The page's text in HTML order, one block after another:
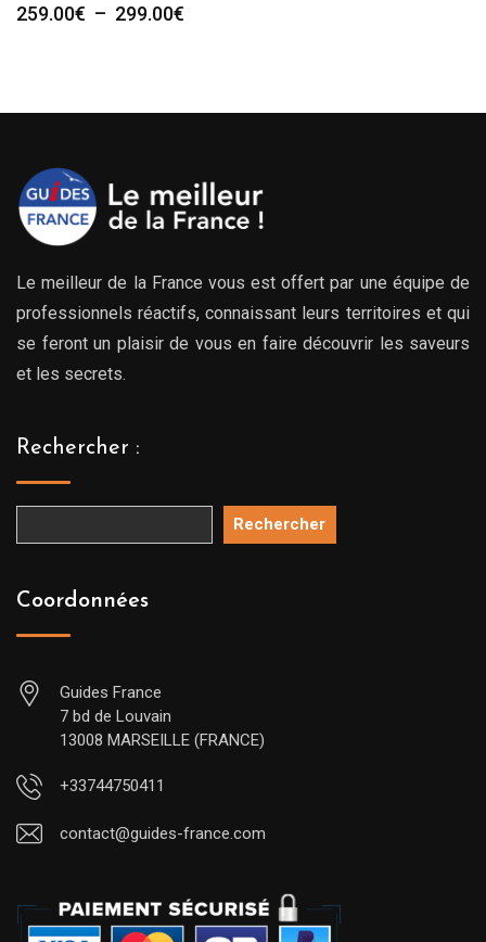
259.00€ – 299.00€
à
Le meilleur de la France vous est offert par une équipe de
professionnels réactifs, connaissant leurs territoires et qui
se feront un plaisir de vous en faire découvrir les saveurs
et les secrets.
Rechercher :
Rechercher
Coordonnées
Guides France
7 bd de Louvain
13008 MARSEILLE (FRANCE)
+33744750411
contact@guides-france.com